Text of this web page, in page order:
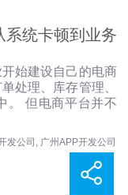
系统卡顿到业务
始建设自己的电商
处理、库存管理、
。 但电商平台并不
发公司 , 广州APP开发公司